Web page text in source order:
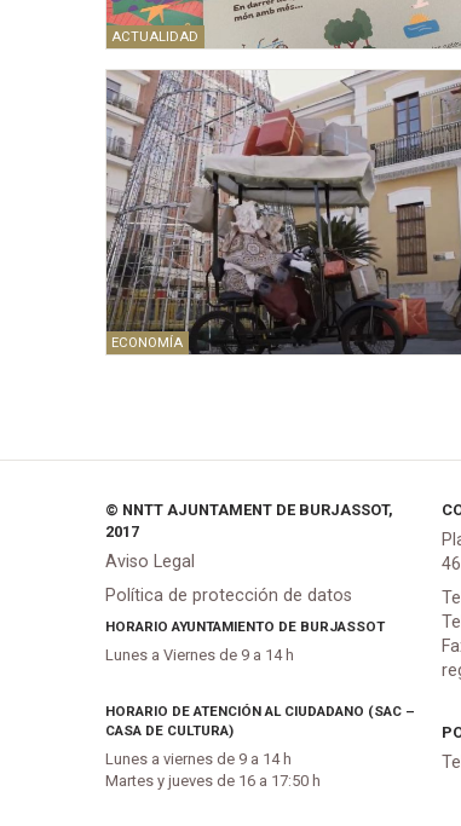
ACTUALIDAD
ECONOMÍA
© NNTT AJUNTAMENT DE BURJASSOT,
2017
Aviso Legal
Política de protección de datos
HORARIO AYUNTAMIENTO DE BURJASSOT
Lunes a Viernes de 9 a 14 h
HORARIO DE ATENCIÓN AL CIUDADANO (SAC –
CASA DE CULTURA)
Lunes a viernes de 9 a 14 h
Martes y jueves de 16 a 17:50 h